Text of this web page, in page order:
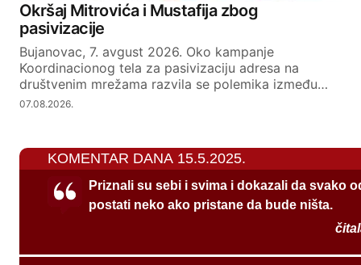
Okršaj Mitrovića i Mustafija zbog
pasivizacije
Bujanovac, 7. avgust 2026. Oko kampanje
Koordinacionog tela za pasivizaciju adresa na
društvenim mrežama razvila se polemika između…
07.08.2026.
KOMENTAR DANA 15.5.2025.
Priznali su sebi i svima i dokazali da svako
postati neko ako pristane da bude ništa.